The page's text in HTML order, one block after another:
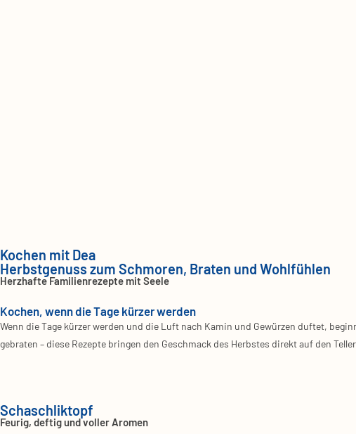
Kochen mit Dea
Herbstgenuss zum Schmoren, Braten und Wohlfühlen
Herzhafte Familienrezepte mit Seele
Kochen, wenn die Tage kürzer werden
Wenn die Tage kür­zer wer­den und die Luft nach Kamin und Gewür­zen duf­tet,
gebra­ten – die­se Rezep­te brin­gen den Geschmack des Herbs­tes direkt auf den
Schaschliktopf
Feurig, deftig und voller Aromen